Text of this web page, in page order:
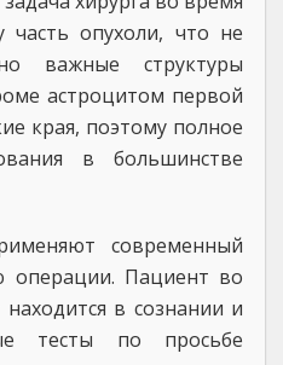
часть опухоли, что не
важные структуры
астроцитом первой
края, поэтому полное
в большинстве
современный
операции. Пациент во
в сознании и
тесты по просьбе